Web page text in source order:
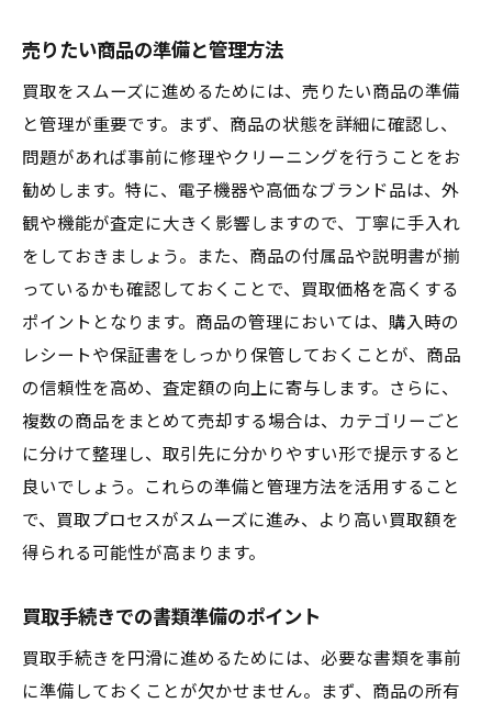
売りたい商品の準備と管理方法
買取をスムーズに進めるためには、売りたい商品の準備
と管理が重要です。まず、商品の状態を詳細に確認し、
問題があれば事前に修理やクリーニングを行うことをお
勧めします。特に、電子機器や高価なブランド品は、外
観や機能が査定に大きく影響しますので、丁寧に手入れ
をしておきましょう。また、商品の付属品や説明書が揃
っているかも確認しておくことで、買取価格を高くする
ポイントとなります。商品の管理においては、購入時の
レシートや保証書をしっかり保管しておくことが、商品
の信頼性を高め、査定額の向上に寄与します。さらに、
複数の商品をまとめて売却する場合は、カテゴリーごと
に分けて整理し、取引先に分かりやすい形で提示すると
良いでしょう。これらの準備と管理方法を活用すること
で、買取プロセスがスムーズに進み、より高い買取額を
得られる可能性が高まります。
買取手続きでの書類準備のポイント
買取手続きを円滑に進めるためには、必要な書類を事前
に準備しておくことが欠かせません。まず、商品の所有